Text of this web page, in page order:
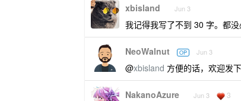
xbisland Jun 3
我记得我写了不到 30 字。都没
NeoWalnut OP Jun 3
@xbisland 方便的话，欢迎发
NakanoAzure Jun 3 3